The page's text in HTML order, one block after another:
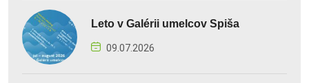
Leto v Galérii umelcov Spiša
09.07.2026